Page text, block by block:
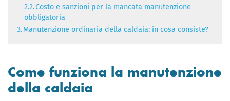
2.2.Costo e sanzioni per la mancata manutenzione
obbligatoria
3.Manutenzione ordinaria della caldaia: in cosa consiste?
Come funziona la manutenzione
della caldaia